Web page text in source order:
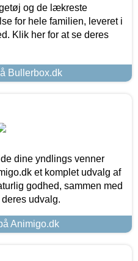
og de lækreste
for hele familien, leveret i
Klik her for at se deres
Bullerbox.dk
dine yndlings venner
et komplet udvalg af
godhed, sammen med
udvalg.
Animigo.dk